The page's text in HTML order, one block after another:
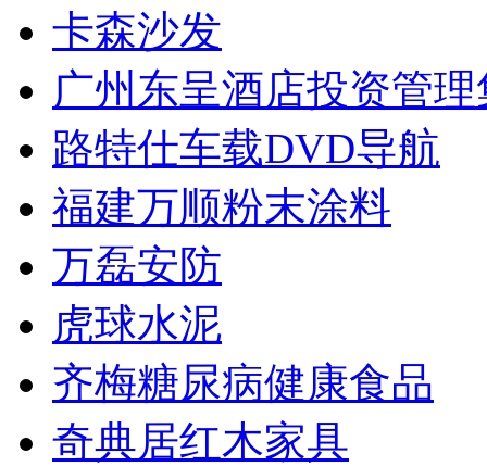
卡森沙发
广州东呈酒店投资管
路特仕车载DVD导航
福建万顺粉末涂料
万磊安防
虎球水泥
齐梅糖尿病健康食品
奇典居红木家具